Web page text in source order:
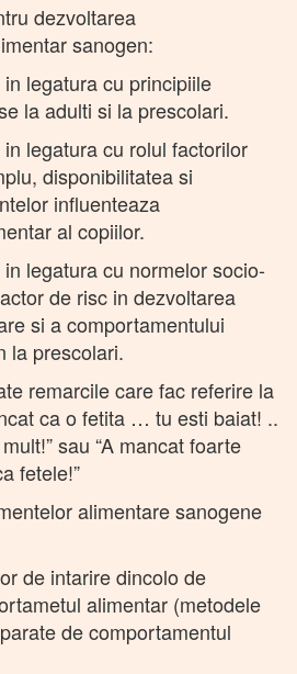
dezvoltarea
sanogen:
legatura cu principiile
la adulti si la prescolari.
legatura cu rolul factorilor
disponibilitatea si
influenteaza
al copiilor.
legatura cu normelor socio-
de risc in dezvoltarea
si a comportamentului
la prescolari.
remarcile care fac referire la
ca o fetita … tu esti baiat! ..
sau “A mancat foarte
fetele!”
alimentare sanogene
de intarire dincolo de
alimentar (metodele
de comportamentul